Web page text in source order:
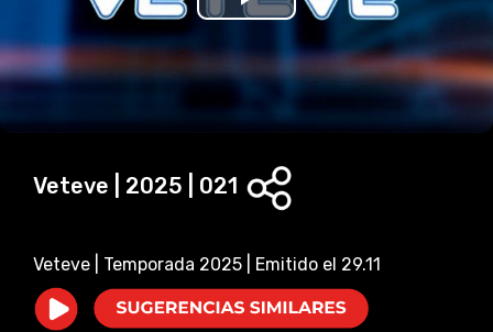
P
a
i
d
Veteve | 2025 | 021
Veteve | Temporada 2025 | Emitido el 29.11